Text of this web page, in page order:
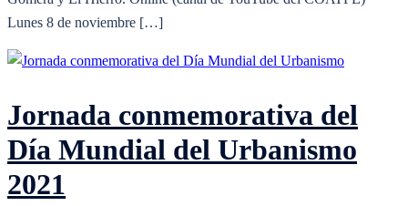
Lunes 8 de noviembre […]
Jornada conmemorativa del
Día Mundial del Urbanismo
2021